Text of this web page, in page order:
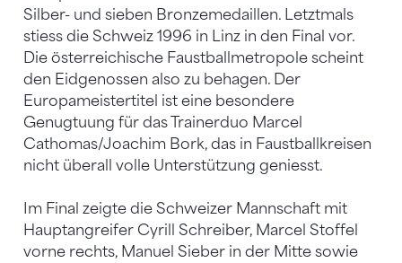
Silber- und sieben Bronzemedaillen. Letztmals
stiess die Schweiz 1996 in Linz in den Final vor.
Die österreichische Faustballmetropole scheint
den Eidgenossen also zu behagen. Der
Europameistertitel ist eine besondere
Genugtuung für das Trainerduo Marcel
Cathomas/Joachim Bork, das in Faustballkreisen
nicht überall volle Unterstützung geniesst.
Im Final zeigte die Schweizer Mannschaft mit
Hauptangreifer Cyrill Schreiber, Marcel Stoffel
vorne rechts, Manuel Sieber in der Mitte sowie